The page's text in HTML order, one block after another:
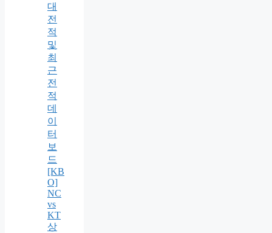
대
전
적
및
최
근
전
적
데
이
터
보
드
[KB
O]
NC
vs
KT
상